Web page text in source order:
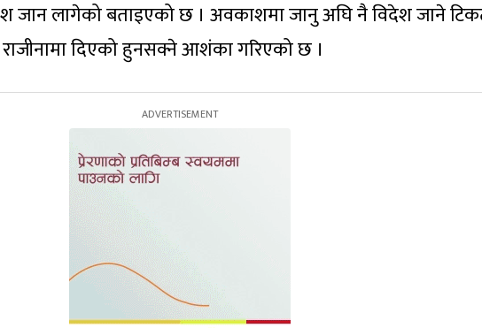
जान लागेको बताइएको छ । अवकाशमा जानु अघि नै विदेश जाने
दिएको हुनसक्ने आशंका गरिएको छ ।